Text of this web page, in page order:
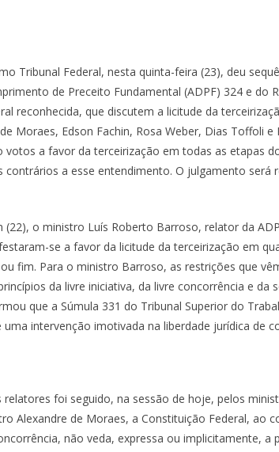
Tribunal Federal, nesta quinta-feira (23), deu
de Preceito Fundamental (ADPF) 324 e do
reconhecida, que discutem a licitude da
Moraes, Edson Fachin, Rosa Weber, Dias Toffoli e
a favor da terceirização em todas as etapas
contrários a esse entendimento. O julgamento será
(22), o ministro Luís Roberto Barroso, relator da
se a favor da licitude da terceirização em
fim. Para o ministro Barroso, as restrições que
da livre iniciativa, da livre concorrência e da
que a Súmula 331 do Tribunal Superior do
uma intervenção imotivada na liberdade jurídica de
foi seguido, na sessão de hoje, pelos
Alexandre de Moraes, a Constituição Federal, ao
não veda, expressa ou implicitamente, a